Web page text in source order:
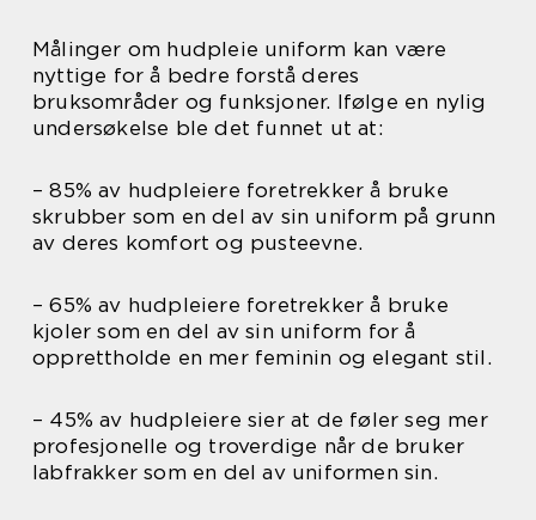
Målinger om hudpleie uniform kan være
nyttige for å bedre forstå deres
bruksområder og funksjoner. Ifølge en nylig
undersøkelse ble det funnet ut at:
– 85% av hudpleiere foretrekker å bruke
skrubber som en del av sin uniform på grunn
av deres komfort og pusteevne.
– 65% av hudpleiere foretrekker å bruke
kjoler som en del av sin uniform for å
opprettholde en mer feminin og elegant stil.
– 45% av hudpleiere sier at de føler seg mer
profesjonelle og troverdige når de bruker
labfrakker som en del av uniformen sin.